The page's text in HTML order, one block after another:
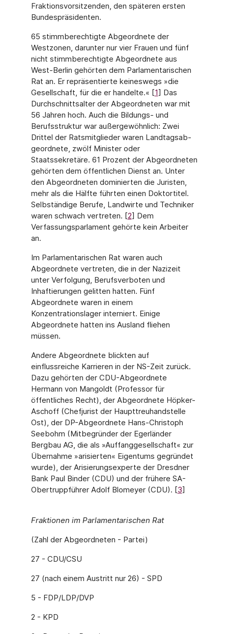
Fraktionsvorsitzenden, den späteren ersten
Bundespräsidenten.
65 stimmberechtigte Abgeordnete der
Westzonen, darunter nur vier Frauen und fünf
nicht stimmberechtigte Abgeordnete aus
West-Berlin gehörten dem Parlamentarischen
Rat an. Er repräsentierte keineswegs »die
Gesellschaft, für die er handelte.« [1] Das
Durchschnittsalter der Abgeordneten war mit
56 Jahren hoch. Auch die Bildungs- und
Berufsstruktur war außergewöhnlich: Zwei
Drittel der Ratsmitglieder waren Landtagsab­
geordnete, zwölf Minister oder
Staatssekretäre. 61 Prozent der Abgeordneten
gehörten dem öffentlichen Dienst an. Unter
den Abgeordneten dominierten die Juristen,
mehr als die Hälfte führten einen Doktortitel.
Selbständige Berufe, Landwirte und Techniker
waren schwach vertreten. [2] Dem
Verfassungsparlament gehörte kein Arbeiter
an.
Im Parlamentarischen Rat waren auch
Abgeordnete vertreten, die in der Nazizeit
unter Verfolgung, Berufsverboten und
Inhaftierungen gelitten hatten. Fünf
Abgeordnete waren in einem
Konzentrationslager interniert. Einige
Abgeordnete hatten ins Ausland fliehen
müssen.
Andere Abgeordnete blickten auf
einflussreiche Karrieren in der NS-Zeit zurück.
Dazu gehörten der CDU-Abgeordnete
Hermann von Mangoldt (Professor für
öffentliches Recht), der Abgeordnete Höpker-
Aschoff (Chefjurist der Haupttreuhandstelle
Ost), der DP-Abgeordnete Hans-Christoph
Seebohm (Mitbegründer der Egerländer
Bergbau AG, die als »Auffanggesellschaft« zur
Übernahme »arisierten« Eigentums gegründet
wurde), der Arisierungsexperte der Dresdner
Bank Paul Binder (CDU) und der frühere SA-
Ober­truppführer Adolf Blomeyer (CDU). [3]
Fraktionen im Parlamentarischen Rat
(Zahl der Abgeordneten - Partei)
27 - CDU/CSU
27 (nach einem Austritt nur 26) - SPD
5 - FDP/LDP/DVP
2 - KPD